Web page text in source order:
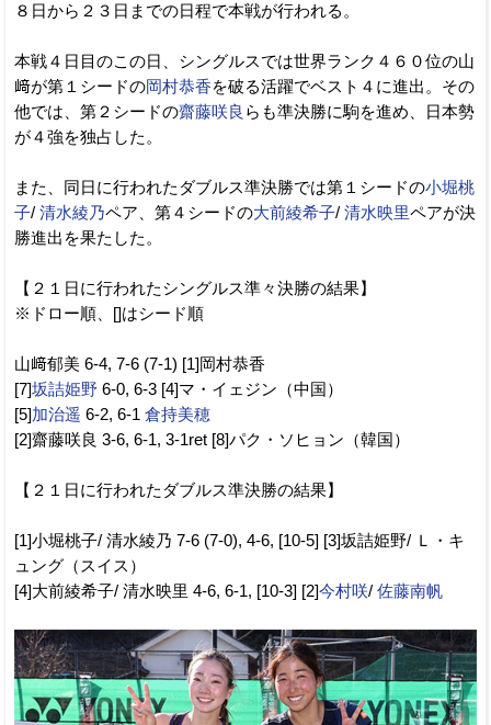
８日から２３日までの日程で本戦が行われる。
本戦４日目のこの日、シングルスでは世界ランク４６０位の山
﨑が第１シードの岡村恭香を破る活躍でベスト４に進出。その
他では、第２シードの齋藤咲良 らも準決勝に駒を進め、日本勢
が４強を独占した。
また、同日に行われたダブルス準決勝では第１シードの小堀桃
子/ 清水綾乃ペア、第４シードの大前綾希子/ 清水映里ペアが決
勝進出を果たした。
【２１日に行われたシングルス準々決勝の結果】
※ドロー順、[]はシード順
山﨑郁美 6-4, 7-6 (7-1) [1]岡村恭香
[7]坂詰姫野 6-0, 6-3 [4]マ・イェジン（中国）
[5]加治遥 6-2, 6-1 倉持美穂
[2]齋藤咲良 3-6, 6-1, 3-1ret [8]パク・ソヒョン（韓国）
【２１日に行われたダブルス準決勝の結果】
[1]小堀桃子/ 清水綾乃 7-6 (7-0), 4-6, [10-5] [3]坂詰姫野/ Ｌ・キ
ュング（スイス）
[4]大前綾希子/ 清水映里 4-6, 6-1, [10-3] [2]今村咲/ 佐藤南帆